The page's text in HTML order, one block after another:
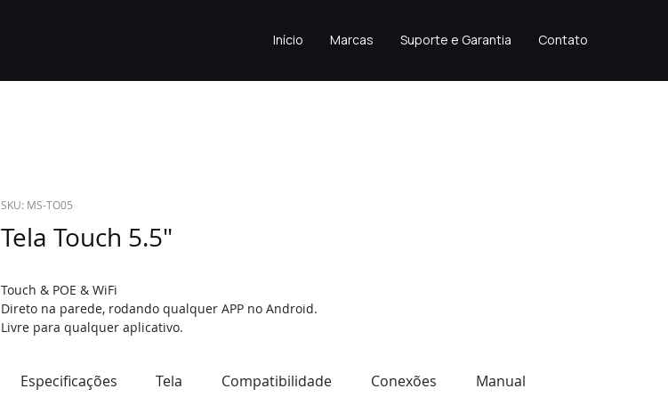
Início Marcas Suporte e Garantia Contato
SKU: MS-TO05
Tela Touch 5.5"
Touch & POE & WiFi
Direto na parede, rodando qualquer APP no Android.
Livre para qualquer aplicativo.
Especificações Tela Compatibilidade Conexões Manual